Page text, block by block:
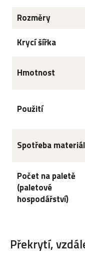
Rozměry
Krycí šířka
Hmotnost
Použití
Spotřeba
Počet na paletě
(paletové
hospodářství)
Překrytí,